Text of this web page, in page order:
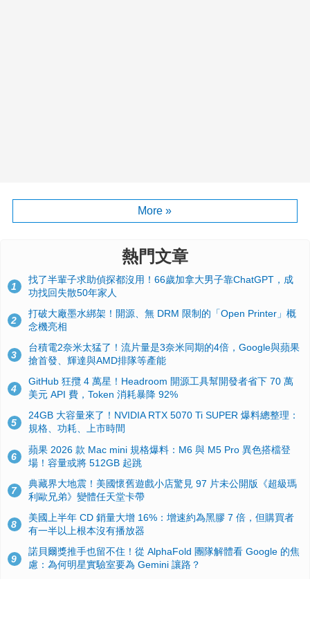
More »
熱門文章
1
找了半輩子求助偵探都沒用！66歲加拿大男子靠ChatGPT，成
功找回失散50年家人
2
打破大廠墨水綁架！開源、無 DRM 限制的「Open Printer」概
念機亮相
3
台積電2奈米太猛了！流片量是3奈米同期的4倍，Google與蘋果
搶首發、輝達與AMD排隊等產能
4
GitHub 狂攬 4 萬星！Headroom 開源工具幫開發者省下 70 萬
美元 API 費，Token 消耗暴降 92%
5
24GB 大容量來了！NVIDIA RTX 5070 Ti SUPER 爆料總整理：
規格、功耗、上市時間
6
蘋果 2026 款 Mac mini 規格爆料：M6 與 M5 Pro 異色搭檔登
場！容量或將 512GB 起跳
7
典藏界大地震！美國懷舊遊戲小店驚見 97 片未公開版《超級瑪
利歐兄弟》變體任天堂卡帶
8
美國上半年 CD 銷量大增 16%：增速約為黑膠 7 倍，但購買者
有一半以上根本沒有播放器
9
諾貝爾獎推手也留不住！從 AlphaFold 團隊解體看 Google 的焦
慮：為何明星實驗室要為 Gemini 讓路？